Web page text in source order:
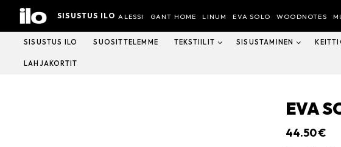
Hyppää
sisältöön
SISUSTUS ILO ALESSI GANT HOME LINUM EVA SOLO WOODNOTES
SISUSTUS ILO SUOSITTELEMME TEKSTIILIT SISUSTAMINEN
LAHJAKORTIT
EVA
44.50€